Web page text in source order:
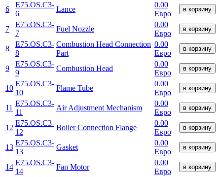
6
E75.OS.C3-
6
Lance
0.00
Евро
в корзину
7
E75.OS.C3-
7
Fuel Nozzle
0.00
Евро
в корзину
8
E75.OS.C3-
8
Combustion Head Connection
Part
0.00
Евро
в корзину
9
E75.OS.C3-
9
Combustion Head
0.00
Евро
в корзину
10
E75.OS.C3-
10
Flame Tube
0.00
Евро
в корзину
11
E75.OS.C3-
11
Air Adjustment Mechanism
0.00
Евро
в корзину
12
E75.OS.C3-
12
Boiler Connection Flange
0.00
Евро
в корзину
13
E75.OS.C3-
13
Gasket
0.00
Евро
в корзину
14
E75.OS.C3-
14
Fan Motor
0.00
Евро
в корзину